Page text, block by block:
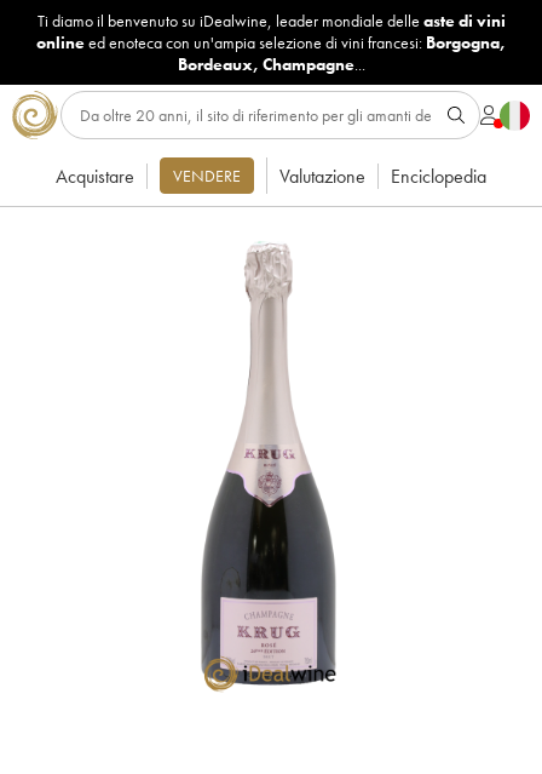
Ti diamo il benvenuto su iDealwine, leader mondiale delle aste di vini
onlineed enoteca con un'ampia selezione di vini francesi: Borgogna,
Bordeaux, Champagne...
Acquistare VENDERE Valutazione Enciclopedia